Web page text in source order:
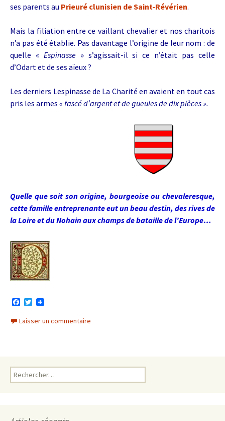
ses parents au Prieuré clunisien de Saint-Révérien.
Mais la filiation entre ce vaillant chevalier et nos charitois
n’a pas été établie. Pas davantage l’origine de leur nom : de
quelle « Espinasse» s’agissait-il si ce n’était pas celle
d’Odart et de ses aïeux ?
Les derniers Lespinasse de La Charité en avaient en tout cas
pris les armes « fascé d’argent et de gueules de dix pièces ».
Quelle que soit son origine, bourgeoise ou chevaleresque,
cette famille entreprenante eut un beau destin, des rives de
la Loire et du Nohain aux champs de bataille de l’Europe…
c
e
T
i
t
Laisser un commentaire
Rechercher :